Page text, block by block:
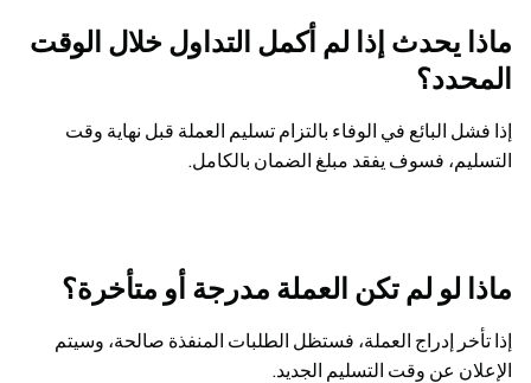
ماذا يحدث إذا لم أكمل التداول خلال الوقت
المحدد؟
إذا فشل البائع في الوفاء بالتزام تسليم العملة قبل نهاية وقت
التسليم، فسوف يفقد مبلغ الضمان بالكامل.
ماذا لو لم تكن العملة مدرجة أو متأخرة؟
إذا تأخر إدراج العملة، فستظل الطلبات المنفذة صالحة، وسيتم
الإعلان عن وقت التسليم الجديد.